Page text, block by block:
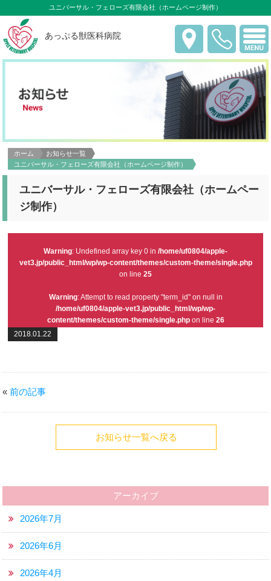
ユニバーサル・フェローズ有限会社（ホームページ制作）
あっぷる獣医科病院
ホーム
お知らせ一覧
ユニバーサル・フェローズ有限会社（ホームページ制作）
ユニバーサル・フェローズ有限会社（ホームペー
ジ制作）
Warning: Undefined array key 0 in /home/uf0804/apple-
vet3.jp/public_html/wp/wp-content/themes/custom-theme/single.php
on line 25
Warning: Attempt to read property "term_id" on null in
/home/uf0804/apple-vet3.jp/public_html/wp/wp-
content/themes/custom-theme/single.phpon line 26
2018.01.22
«前の記事
お知らせ一覧へ戻る
アーカイブ
2026年7月
2026年6月
2026年4月